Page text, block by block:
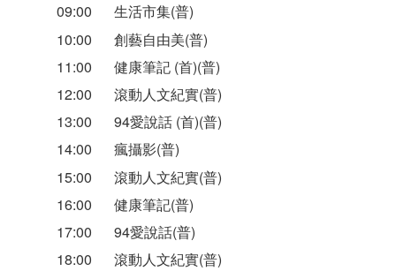
09:00
生活市集(普)
10:00
創藝自由美(普)
11:00
健康筆記 (首)(普)
12:00
滾動人文紀實(普)
13:00
94愛說話 (首)(普)
14:00
瘋攝影(普)
15:00
滾動人文紀實(普)
16:00
健康筆記(普)
17:00
94愛說話(普)
18:00
滾動人文紀實(普)